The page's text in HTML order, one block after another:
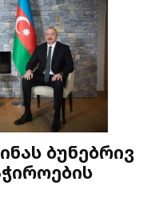
ბუნებრივ